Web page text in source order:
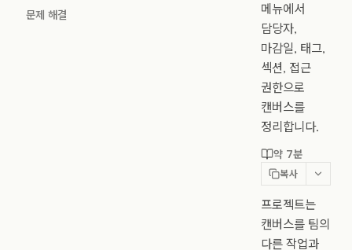
문제 해결
메뉴에서
담당자,
마감일, 태그,
섹션, 접근
권한으로
캔버스를
정리합니다.
약 7분
복사
프로젝트는
캔버스를 팀의
다른 작업과